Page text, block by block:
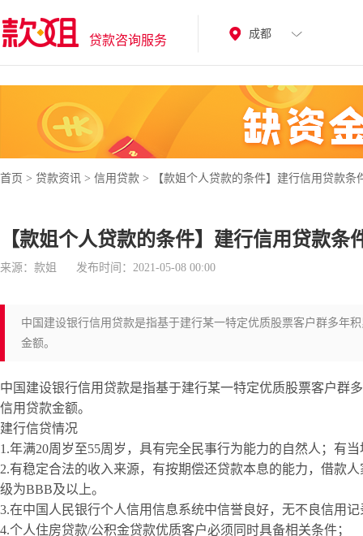
贷款咨询服务 成都
首页 > 贷款资讯 > 信用贷款 > 【款姐个人贷款的条件】建行信用贷款条
【款姐个人贷款的条件】建行信用贷款条
来源：款姐 发布时间：2021-05-08 00:00
中国建设银行信用贷款是指基于建行某一特定优质股票客户群多年
金额。
中国建设银行信用贷款是指基于建行某一特定优质股票客户群
信用贷款金额。
建行信贷情况
1.年满20周岁至55周岁，具有完全民事行为能力的自然人；有
2.有稳定合法的收入来源，有按期偿还贷款本息的能力，借款
级为BBB及以上。
3.在中国人民银行个人信用信息系统中信誉良好，无不良信用记
4.个人住房贷款/公积金贷款优质客户必须同时具备相关条件；